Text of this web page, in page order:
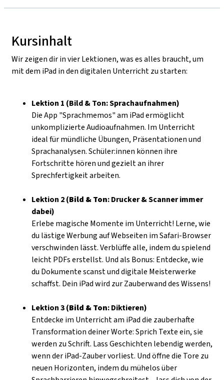
Kursinhalt
Wir zeigen dir in vier Lektionen, was es alles braucht, um
mit dem iPad in den digitalen Unterricht zu starten:
Lektion 1 (Bild & Ton: Sprachaufnahmen)
Die App "Sprachmemos" am iPad ermöglicht
unkomplizierte Audioaufnahmen. Im Unterricht
ideal für mündliche Übungen, Präsentationen und
Sprachanalysen. Schüler:innen können ihre
Fortschritte hören und gezielt an ihrer
Sprechfertigkeit arbeiten.
Lektion 2 (Bild & Ton: Drucker & Scanner immer
dabei)
Erlebe magische Momente im Unterricht! Lerne, wie
du lästige Werbung auf Webseiten im Safari-Browser
verschwinden lässt. Verblüffe alle, indem du spielend
leicht PDFs erstellst. Und als Bonus: Entdecke, wie
du Dokumente scanst und digitale Meisterwerke
schaffst. Dein iPad wird zur Zauberwand des Wissens!
Lektion 3 (Bild & Ton: Diktieren)
Entdecke im Unterricht am iPad die zauberhafte
Transformation deiner Worte: Sprich Texte ein, sie
werden zu Schrift. Lass Geschichten lebendig werden,
wenn der iPad-Zauber vorliest. Und öffne die Tore zu
neuen Horizonten, indem du mühelos über